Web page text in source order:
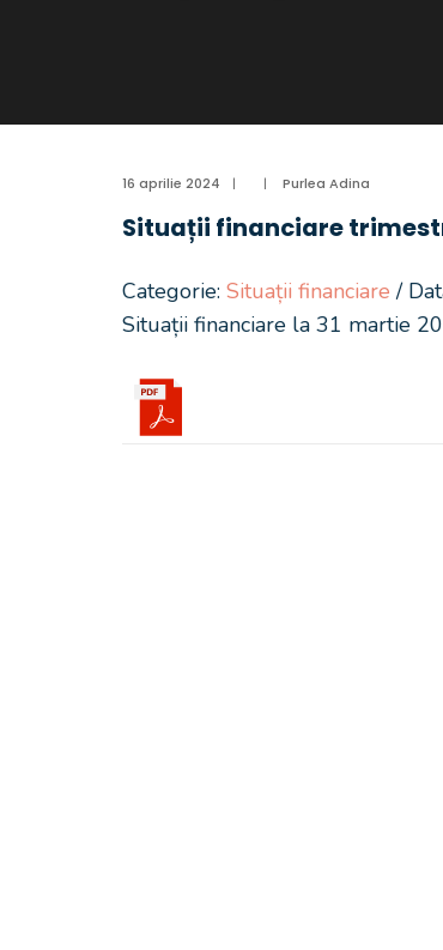
16 aprilie 2024 | | Purlea Adina
Situații financiare
Categorie: Situații financiare /
Situații financiare la 31 martie